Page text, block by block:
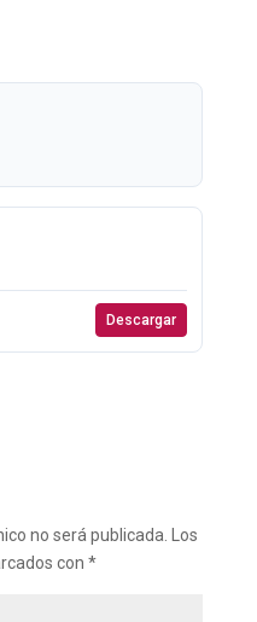
Descargar
no será publicada.
Los
con *